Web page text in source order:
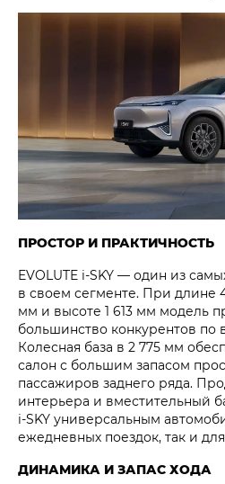
ПРОСТОР И ПРАКТИЧНОСТЬ
EVOLUTE i‑SKY — один из
в своем сегменте. При длине
мм и высоте 1 613 мм модель
большинство конкурентов по
Колесная база в 2 775 мм
салон с большим запасом
пассажиров заднего ряда.
интерьера и вместительный
i‑SKY универсальным
ежедневных поездок, так и
ДИНАМИКА И ЗАПАС ХОДА